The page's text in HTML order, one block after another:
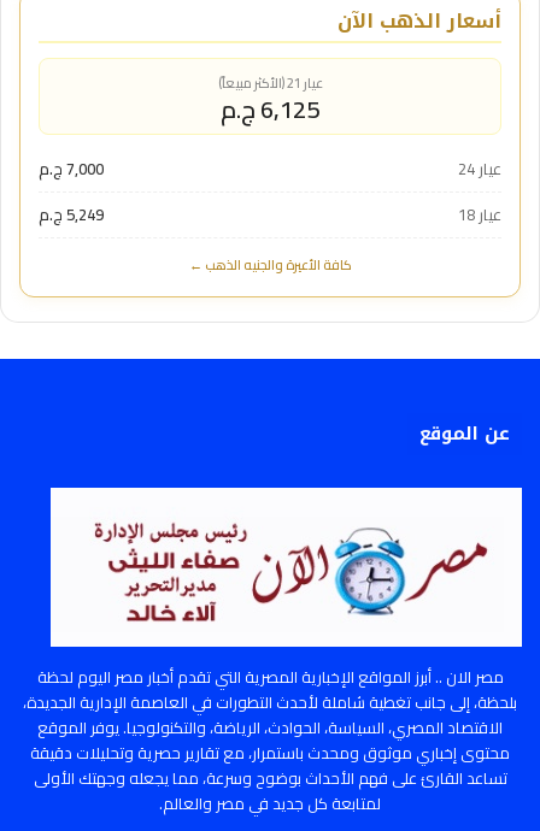
أسعار الذهب الآن
عيار 21 (الأكثر مبيعاً)
6,125 ج.م
عيار 24
7,000 ج.م
عيار 18
5,249 ج.م
كافة الأعيرة والجنيه الذهب ←
عن الموقع
مصر الان .. أبرز المواقع الإخبارية المصرية التي تقدم أخبار مصر اليوم لحظة
بلحظة، إلى جانب تغطية شاملة لأحدث التطورات في العاصمة الإدارية الجديدة،
الاقتصاد المصري، السياسة، الحوادث، الرياضة، والتكنولوجيا. يوفر الموقع
محتوى إخباري موثوق ومحدث باستمرار، مع تقارير حصرية وتحليلات دقيقة
تساعد القارئ على فهم الأحداث بوضوح وسرعة، مما يجعله وجهتك الأولى
لمتابعة كل جديد في مصر والعالم.